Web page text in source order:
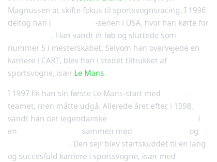
Magnussen at skifte fokus til sportsvognsracing. I 1996
deltog han i
-serien i USA, hvor han kørte for
. Han vandt ét løb og sluttede som
nummer 5 i mesterskabet. Selvom han overvejede en
karriere i CART, blev han i stedet tiltrukket af
sportsvogne, især Le Mans.
I 1997 fik han sin første Le Mans-start med
-
teamet, men måtte udgå. Allerede året efter, i 1998,
vandt han det legendariske
i
en
sammen med
og
. Den sejr blev startskuddet til en lang
og succesfuld karriere i sportsvogne, især med